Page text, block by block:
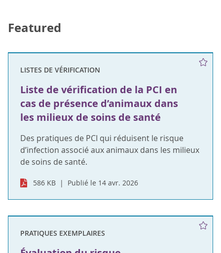
Featured
LISTES DE VÉRIFICATION
Liste de vérification de la PCI en
cas de présence d’animaux dans
les milieux de soins de santé
Des pratiques de PCI qui réduisent le risque
d’infection associé aux animaux dans les milieux
de soins de santé.
586 KB Publié le 14 avr. 2026
PRATIQUES EXEMPLAIRES